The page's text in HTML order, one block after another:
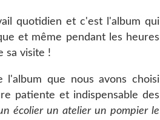
quotidien et c'est l'album qui
et même pendant les heures
sa visite !
l'album que nous avons choisi
patiente et indispensable des
écolier un atelier un pompier le